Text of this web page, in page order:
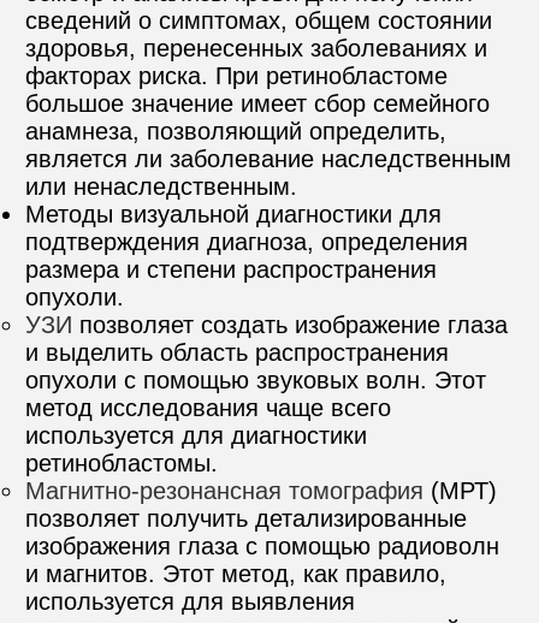
сведений о симптомах, общем состоянии
здоровья, перенесенных заболеваниях и
факторах риска. При ретинобластоме
большое значение имеет сбор семейного
анамнеза, позволяющий определить,
является ли заболевание наследственным
или ненаследственным.
Методы визуальной диагностики для
подтверждения диагноза, определения
размера и степени распространения
опухоли.
УЗИ позволяет создать изображение глаза
и выделить область распространения
опухоли с помощью звуковых волн. Этот
метод исследования чаще всего
используется для диагностики
ретинобластомы.
Магнитно-резонансная томография (МРТ)
позволяет получить детализированные
изображения глаза с помощью радиоволн
и магнитов. Этот метод, как правило,
используется для выявления